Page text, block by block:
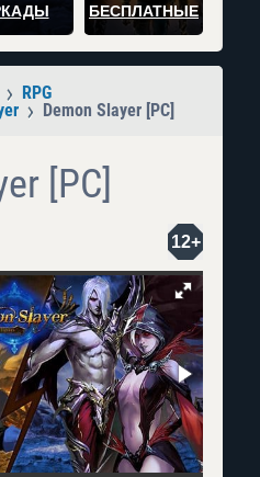
БЕСПЛАТНЫЕ
RPG
Demon Slayer [PC]
[PC]
12+